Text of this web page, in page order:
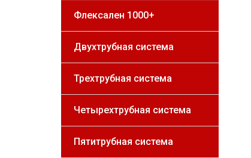
Флексален 1000+
Двухтрубная система
Трехтрубная система
Четырехтрубная система
Пятитрубная система